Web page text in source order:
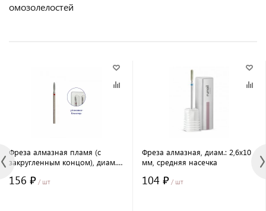
омозолелостей
Фреза алмазная пламя (с
закругленным концом), диам.:
156 ₽ / шт
Фреза алмазная, диам.: 2,6х10
мм, средняя насечка
104 ₽ / шт